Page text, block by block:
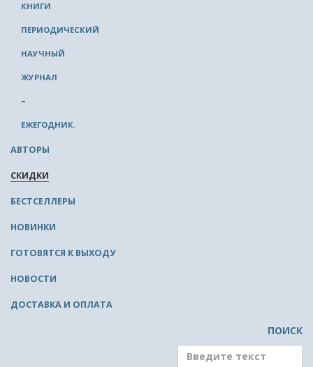
КНИГИ
ПЕРИОДИЧЕСКИЙ
НАУЧНЫЙ
ЖУРНАЛ
–
ЕЖЕГОДНИК.
АВТОРЫ
СКИДКИ
БЕСТСЕЛЛЕРЫ
НОВИНКИ
ГОТОВЯТСЯ К ВЫХОДУ
НОВОСТИ
ДОСТАВКА И ОПЛАТА
ПОИСК